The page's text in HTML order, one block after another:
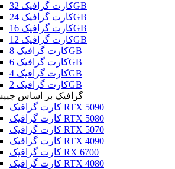
کارت گرافیک 32GB
کارت گرافیک 24GB
کارت گرافیک 16GB
کارت گرافیک 12GB
کارت گرافیک 8GB
کارت گرافیک 6GB
کارت گرافیک 4GB
کارت گرافیک 2GB
گرافیک بر اساس
کارت گرافیک RTX 5090
کارت گرافیک RTX 5080
کارت گرافیک RTX 5070
کارت گرافیک RTX 4090
کارت گرافیک RX 6700
کارت گرافیک RTX 4080